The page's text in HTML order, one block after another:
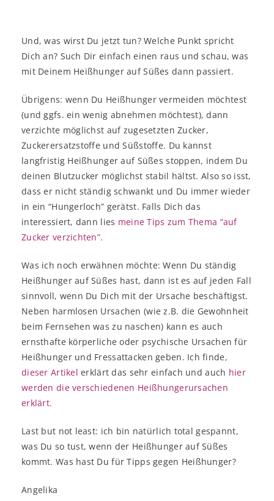
Und, was wirst Du jetzt tun? Welche Punkt spricht
Dich an? Such Dir einfach einen raus und schau, was
mit Deinem Heißhunger auf Süßes dann passiert.
Übrigens: wenn Du Heißhunger vermeiden möchtest
(und ggfs. ein wenig abnehmen möchtest), dann
verzichte möglichst auf zugesetzten Zucker,
Zuckerersatzstoffe und Süßstoffe. Du kannst
langfristig Heißhunger auf Süßes stoppen, indem Du
deinen Blutzucker möglichst stabil hältst. Also so isst,
dass er nicht ständig schwankt und Du immer wieder
in ein “Hungerloch” gerätst. Falls Dich das
interessiert, dann lies meine Tips zum Thema “auf
Zucker verzichten”.
Was ich noch erwähnen möchte: Wenn Du ständig
Heißhunger auf Süßes hast, dann ist es auf jeden Fall
sinnvoll, wenn Du Dich mit der Ursache beschäftigst.
Neben harmlosen Ursachen (wie z.B. die Gewohnheit
beim Fernsehen was zu naschen) kann es auch
ernsthafte körperliche oder psychische Ursachen für
Heißhunger und Fressattacken geben. Ich finde,
dieser Artikel erklärt das sehr einfach und auch hier
werden die verschiedenen Heißhungerursachen
erklärt.
Last but not least: ich bin natürlich total gespannt,
was Du so tust, wenn der Heißhunger auf Süßes
kommt. Was hast Du für Tipps gegen Heißhunger?
Angelika